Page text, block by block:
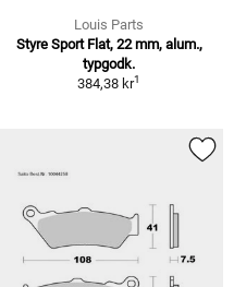
Louis Parts
Styre Sport Flat, 22 mm, alum.,
typgodk.
384,38 kr1